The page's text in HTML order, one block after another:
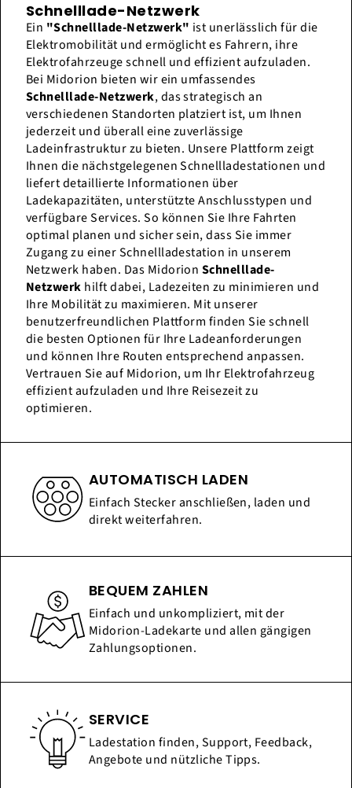
Schnelllade-Netzwerk
Ein "Schnelllade-Netzwerk" ist unerlässlich für die
Elektromobilität und ermöglicht es Fahrern, ihre
Elektrofahrzeuge schnell und effizient aufzuladen.
Bei Midorion bieten wir ein umfassendes
Schnelllade-Netzwerk, das strategisch an
verschiedenen Standorten platziert ist, um Ihnen
jederzeit und überall eine zuverlässige
Ladeinfrastruktur zu bieten. Unsere Plattform zeigt
Ihnen die nächstgelegenen Schnellladestationen und
liefert detaillierte Informationen über
Ladekapazitäten, unterstützte Anschlusstypen und
verfügbare Services. So können Sie Ihre Fahrten
optimal planen und sicher sein, dass Sie immer
Zugang zu einer Schnellladestation in unserem
Netzwerk haben. Das Midorion Schnelllade-
Netzwerk hilft dabei, Ladezeiten zu minimieren und
Ihre Mobilität zu maximieren. Mit unserer
benutzerfreundlichen Plattform finden Sie schnell
die besten Optionen für Ihre Ladeanforderungen
und können Ihre Routen entsprechend anpassen.
Vertrauen Sie auf Midorion, um Ihr Elektrofahrzeug
effizient aufzuladen und Ihre Reisezeit zu
optimieren.
AUTOMATISCH LADEN
Einfach Stecker anschließen, laden und
direkt weiterfahren.
BEQUEM ZAHLEN
Einfach und unkompliziert, mit der
Midorion-Ladekarte und allen gängigen
Zahlungsoptionen.
SERVICE
Ladestation finden, Support, Feedback,
Angebote und nützliche Tipps.